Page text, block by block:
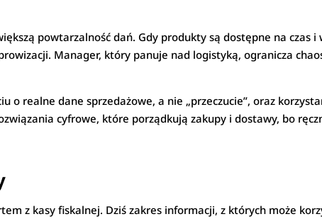
powtarzalność dań. Gdy produkty są dostępne na czas i
Manager, który panuje nad logistyką, ogranicza
realne dane sprzedażowe, a nie „przeczucie”, oraz
cyfrowe, które porządkują zakupy i dostawy, bo
z kasy fiskalnej. Dziś zakres informacji, z których może